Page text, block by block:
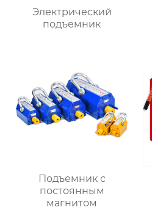
Электрический
подъемник
Подъемник с
постоянным
магнитом